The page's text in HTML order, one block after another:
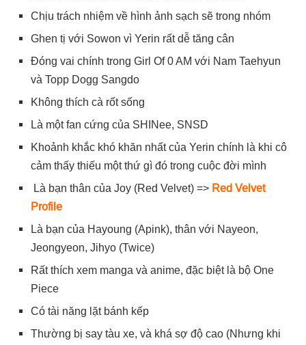
Chịu trách nhiệm về hình ảnh sạch sẽ trong nhóm
Ghen tị với Sowon vì Yerin rất dễ tăng cân
Đóng vai chính trong Girl Of 0 AM với Nam Taehyun
và Topp Dogg Sangdo
Không thích cà rốt sống
Là một fan cứng của SHINee, SNSD
Khoảnh khắc khó khăn nhất của Yerin chính là khi cô
cảm thấy thiếu một thứ gì đó trong cuộc đời mình
Là bạn thân của Joy (Red Velvet) => Red Velvet
Profile
Là bạn của Hayoung (Apink), thân với Nayeon,
Jeongyeon, Jihyo (Twice)
Rất thích xem manga và anime, đặc biệt là bộ One
Piece
Có tài năng lặt bánh kếp
Thường bị say tàu xe, và khá sợ độ cao (Nhưng khi